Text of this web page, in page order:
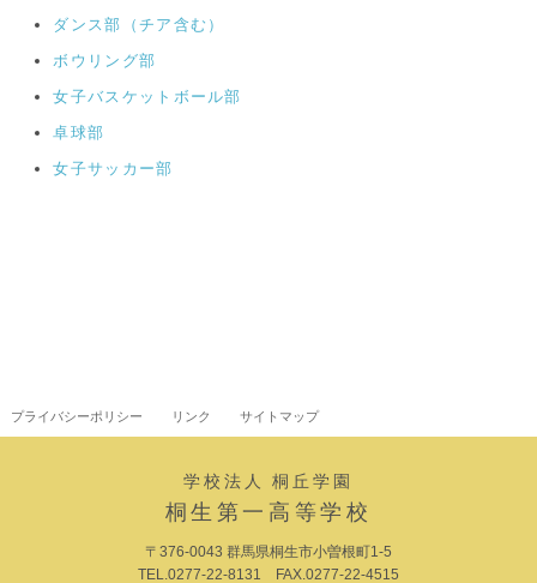
ダンス部（チア含む）
ボウリング部
女子バスケットボール部
卓球部
女子サッカー部
プライバシーポリシー リンク サイトマップ
学校法人 桐丘学園
桐生第一高等学校
〒376-0043 群馬県桐生市小曽根町1-5
TEL.0277-22-8131 FAX.0277-22-4515